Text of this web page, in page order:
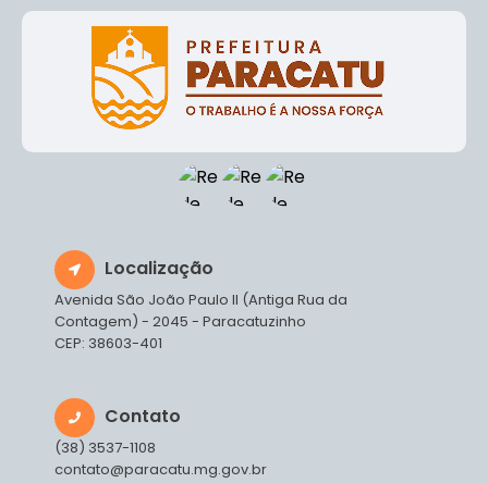
Localização
Avenida São João Paulo II (Antiga Rua da
Contagem) - 2045 - Paracatuzinho
CEP: 38603-401
Contato
(38) 3537-1108
contato@paracatu.mg.gov.br